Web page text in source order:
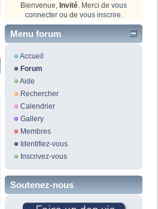
Bienvenue, Invité . Merci de vous
connecterou de vous inscrire
Menu forum
Accueil
Forum
Aide
Rechercher
Calendrier
Gallery
Membres
Identifiez-vous
Inscrivez-vous
Soutenez-nous